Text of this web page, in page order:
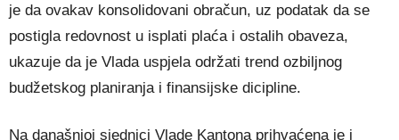
je da ovakav konsolidovani obračun, uz podatak da se
postigla redovnost u isplati plaća i ostalih obaveza,
ukazuje da je Vlada uspjela održati trend ozbiljnog
budžetskog planiranja i finansijske dicipline.
Na današnjoj sjednici Vlade Kantona prihvaćena je i